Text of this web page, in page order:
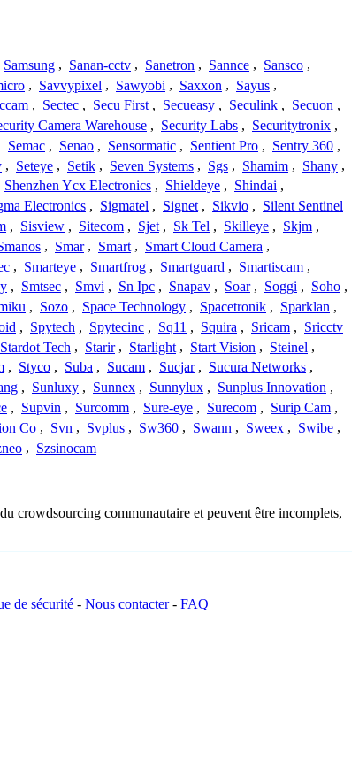
Samsung , Sanan-cctv , Sanetron , Sannce , Sansco ,
, Savvypixel , Sawyobi , Saxxon , Sayus ,
, Sectec , Secu First , Secueasy , Seculink , Secuon ,
Camera Warehouse , Security Labs , Securitytronix ,
Semac , Senao , Sensormatic , Sentient Pro , Sentry 360 ,
, Seteye , Setik , Seven Systems , Sgs , Shamim , Shany ,
Shenzhen Ycx Electronics , Shieldeye , Shindai ,
Electronics , Sigmatel , Signet , Sikvio , Silent Sentinel
, Sisview , Sitecom , Sjet , Sk Tel , Skilleye , Skjm ,
, Smar , Smart , Smart Cloud Camera ,
, Smarteye , Smartfrog , Smartguard , Smartiscam ,
, Smtsec , Smvi , Sn Ipc , Snapav , Soar , Soggi , Soho ,
, Sozo , Space Technology , Spacetronik , Sparklan ,
, Spytech , Spytecinc , Sq11 , Squira , Sricam , Sricctv
Stardot Tech , Starir , Starlight , Start Vision , Steinel ,
, Styco , Suba , Sucam , Sucjar , Sucura Networks ,
, Sunluxy , Sunnex , Sunnylux , Sunplus Innovation ,
, Supvin , Surcomm , Sure-eye , Surecom , Surip Cam ,
Co , Svn , Svplus , Sw360 , Swann , Sweex , Swibe ,
, Szsinocam
crowdsourcing communautaire et peuvent être incomplets,
de sécurité - Nous contacter- FAQ